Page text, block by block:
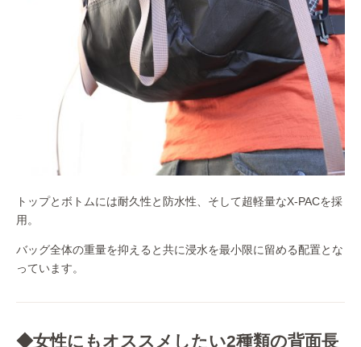
トップとボトムには耐久性と防水性、そして超軽量なX-PACを採
用。
バッグ全体の重量を抑えると共に浸水を最小限に留める配置とな
っています。
◆女性にもオススメしたい2種類の背面長